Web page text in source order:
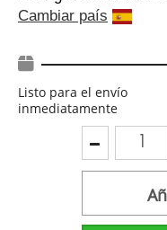
Cambiar país
Listo para el envío
inmediatamente